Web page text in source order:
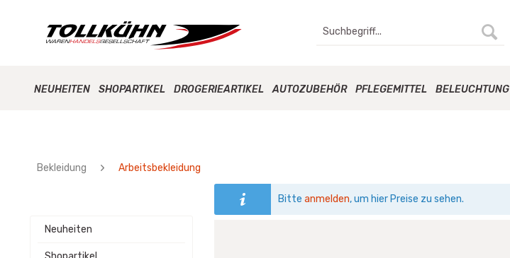
NEUHEITEN SHOPARTIKEL DROGERIEARTIKEL AUTOZUBEHÖR PFLEGEMITTEL BELEUCHTUNG
Bekleidung Arbeitsbekleidung
Neuheiten
Bitte anmelden, um hier Preise zu sehen.